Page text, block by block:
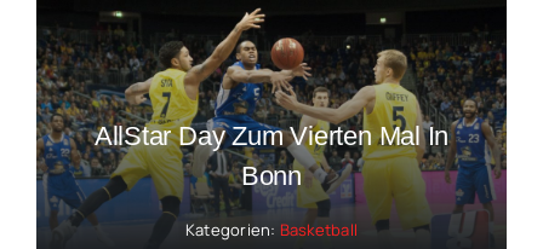
AllStar Day Zum Vierten Mal In
Bonn
Kategorien: Basketball